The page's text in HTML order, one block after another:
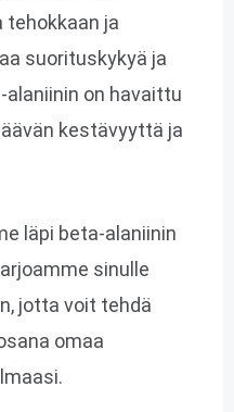
tehokkaan ja
suorituskykyä ja
on havaittu
kestävyyttä ja
läpi beta-alaniinin
sinulle
jotta voit tehdä
omaa